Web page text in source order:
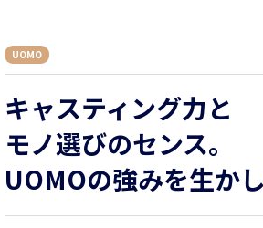
UOMO
キャスティング力と
モノ選びのセンス。
UOMOの強みを生か